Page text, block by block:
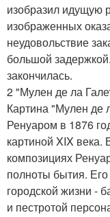
изобразил идущую
изображенных
неудовольствие
большой
закончилась.
2 "Мулен де ла
Картина "Мулен де
Ренуаром в 1876
картиной XIX
композициях
полноты бытия.
городской жизни -
и пестротой